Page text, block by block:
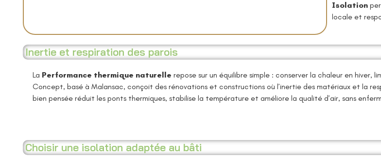
Isolation
locale et
Inertie et respiration des parois
La Performance thermique naturelle repose sur un équilibre simple : conserver la chaleur en
Concept, basé à Malansac, conçoit des rénovations et constructions où l’inertie des matériaux et la
bien pensée réduit les ponts thermiques, stabilise la température et améliore la qualité d’air, sans
Choisir une isolation adaptée au bâti